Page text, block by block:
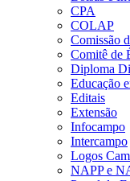
CPA
COLAP
Comissão
Comitê de
Diploma
Educação
Editais
Extensão
Infocampo
Intercampo
Logos
NAPP e